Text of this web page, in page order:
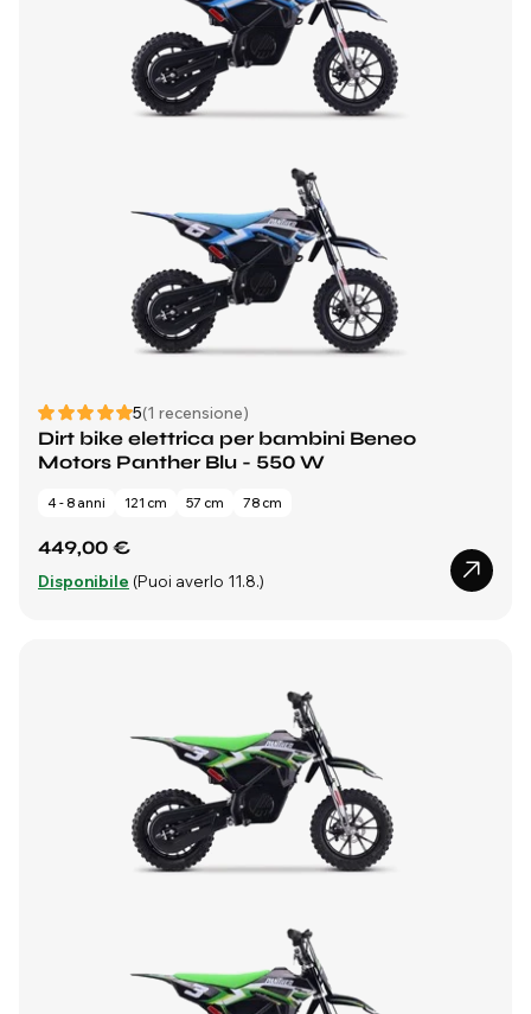
5(1 recensione)
Dirt bike elettrica per bambini Beneo
Motors Panther Blu - 550 W
4 - 8 anni 121 cm 57 cm 78 cm
449,00 €
Disponibile (Puoi averlo 11.8.)